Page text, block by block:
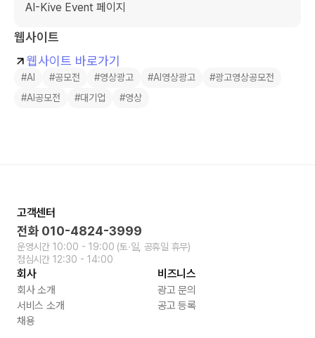
AI-Kive Event 페이지
웹사이트
웹사이트 바로가기
#AI #공모전 #영상광고 #AI영상광고
#광고영상공모전
#AI공모전
#대기업 #영상
고객센터
전화 010-4824-3999
운영시간 10:00 - 19:00 (토∙일, 공휴일 휴무)
점심시간 12:30 - 14:00
회사
회사 소개
서비스 소개
채용
비즈니스
광고 문의
공고 등록